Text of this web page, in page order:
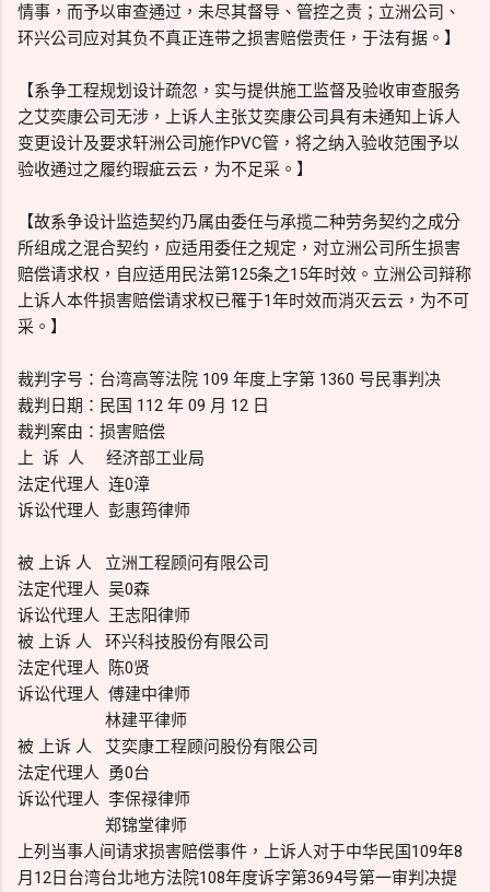
情事，而予以审查通过，未尽其督导、管控之责；立洲公司、
环兴公司应对其负不真正连带之损害赔偿责任，于法有据。】
【系争工程规划设计疏忽，实与提供施工监督及验收审查服务
之艾奕康公司无涉，上诉人主张艾奕康公司具有未通知上诉人
变更设计及要求轩洲公司施作PVC管，将之纳入验收范围予以
验收通过之履约瑕疵云云，为不足采。】
【故系争设计监造契约乃属由委任与承揽二种劳务契约之成分
所组成之混合契约，应适用委任之规定，对立洲公司所生损害
赔偿请求权，自应适用民法第125条之15年时效。立洲公司辩称
上诉人本件损害赔偿请求权已罹于1年时效而消灭云云，为不可
采。】
裁判字号：台湾高等法院 109 年度上字第 1360 号民事判决
裁判日期：民国 112 年 09 月 12 日
裁判案由：损害赔偿
上 诉 人 经济部工业局
法定代理人 连0漳
诉讼代理人 彭惠筠律师
被 上诉 人 立洲工程顾问有限公司
法定代理人 吴0森
诉讼代理人 王志阳律师
被 上诉 人 环兴科技股份有限公司
法定代理人 陈0贤
诉讼代理人 傅建中律师
林建平律师
被 上诉 人 艾奕康工程顾问股份有限公司
法定代理人 勇0台
诉讼代理人 李保禄律师
郑锦堂律师
上列当事人间请求损害赔偿事件，上诉人对于中华民国109年8
月12日台湾台北地方法院108年度诉字第3694号第一审判决提